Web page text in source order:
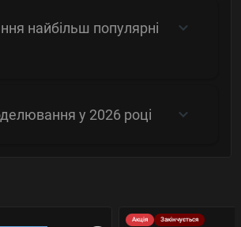
найбільш популярні
у 2026 році
Акція Закінчується